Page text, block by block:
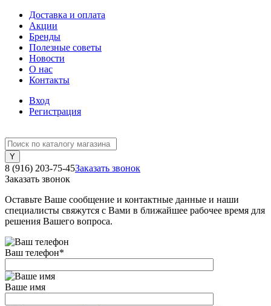
Доставка и оплата
Акции
Бренды
Полезные советы
Новости
О нас
Контакты
Вход
Регистрация
8 (916) 203-75-45Заказать звонок
Заказать звонок
Оставьте Ваше сообщение и контактные данные и наши
специалисты свяжутся с Вами в ближайшее рабочее время для
решения Вашего вопроса.
Ваш телефон*
Ваше имя